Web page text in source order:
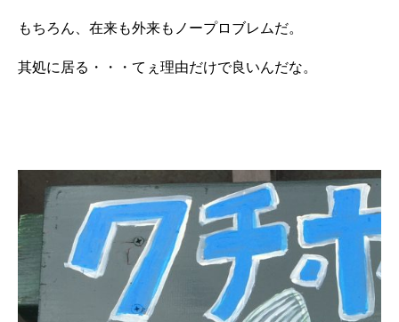
もちろん、在来も外来もノープロブレムだ。
其処に居る・・・てぇ理由だけで良いんだな。